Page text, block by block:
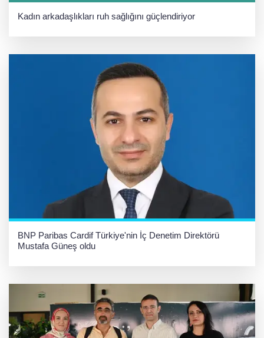
Kadın arkadaşlıkları ruh sağlığını güçlendiriyor
BNP Paribas Cardif Türkiye'nin İç Denetim Direktörü
Mustafa Güneş oldu